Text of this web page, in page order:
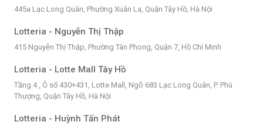
445a Lạc Long Quân, Phường Xuân La, Quận Tây Hồ, Hà Nội
Lotteria - Nguyễn Thị Thập
415 Nguyễn Thị Thập, Phường Tân Phong, Quận 7, Hồ Chí Minh
Lotteria - Lotte Mall Tây Hồ
Tầng 4 , Ô số 430+431, Lotte Mall, Ngõ 683 Lạc Long Quân, P. Phú
Thượng, Quận Tây Hồ, Hà Nội
Lotteria - Huỳnh Tấn Phát